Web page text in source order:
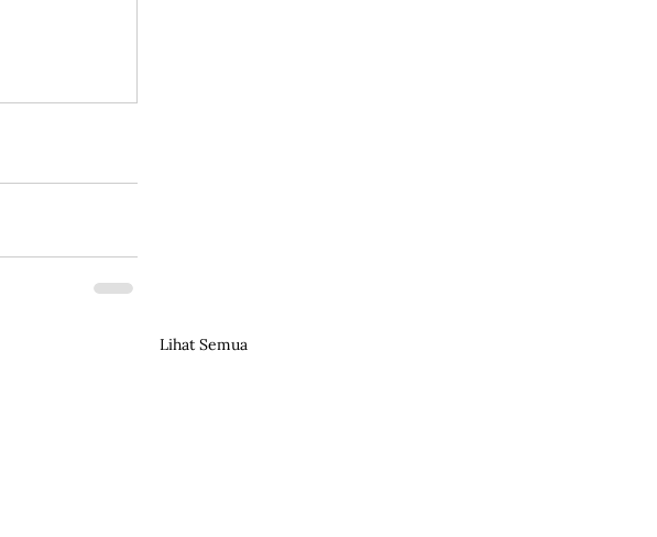
Lihat Semua